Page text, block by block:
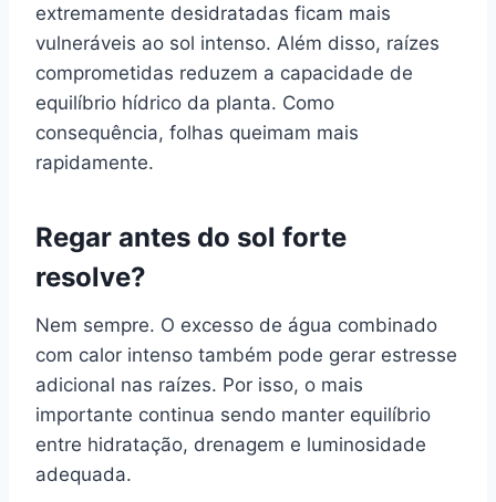
extremamente desidratadas ficam mais
vulneráveis ao sol intenso. Além disso, raízes
comprometidas reduzem a capacidade de
equilíbrio hídrico da planta. Como
consequência, folhas queimam mais
rapidamente.
Regar antes do sol forte
resolve?
Nem sempre. O excesso de água combinado
com calor intenso também pode gerar estresse
adicional nas raízes. Por isso, o mais
importante continua sendo manter equilíbrio
entre hidratação, drenagem e luminosidade
adequada.